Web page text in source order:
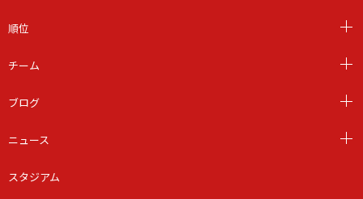
順位
チーム
ブログ
ニュース
スタジアム